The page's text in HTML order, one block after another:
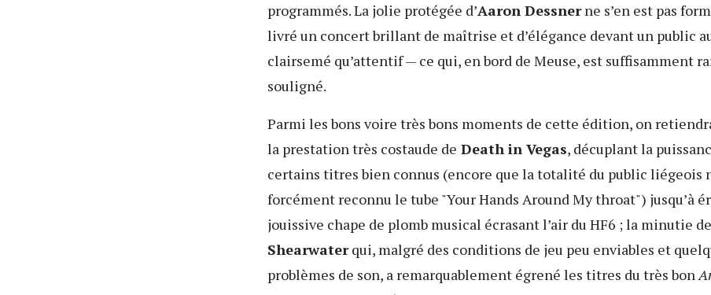
programmés. La jolie protégée d’Aaron Dessnerne s’en est pas
livré un concert brillant de maîtrise et d’élégance devant un public
clairsemé qu’attentif — ce qui, en bord de Meuse, est suffisamment
souligné.
Parmi les bons voire très bons moments de cette édition, on
la prestation très costaude de Death in Vegas, décuplant la
certains titres bien connus (encore que la totalité du public liégeois
forcément reconnu le tube "Your Hands Around My throat") jusqu’à
jouissive chape de plomb musical écrasant l’air du HF6 ; la minutie de
Shearwaterqui, malgré des conditions de jeu peu enviables et
problèmes de son, a remarquablement égrené les titres du très bon